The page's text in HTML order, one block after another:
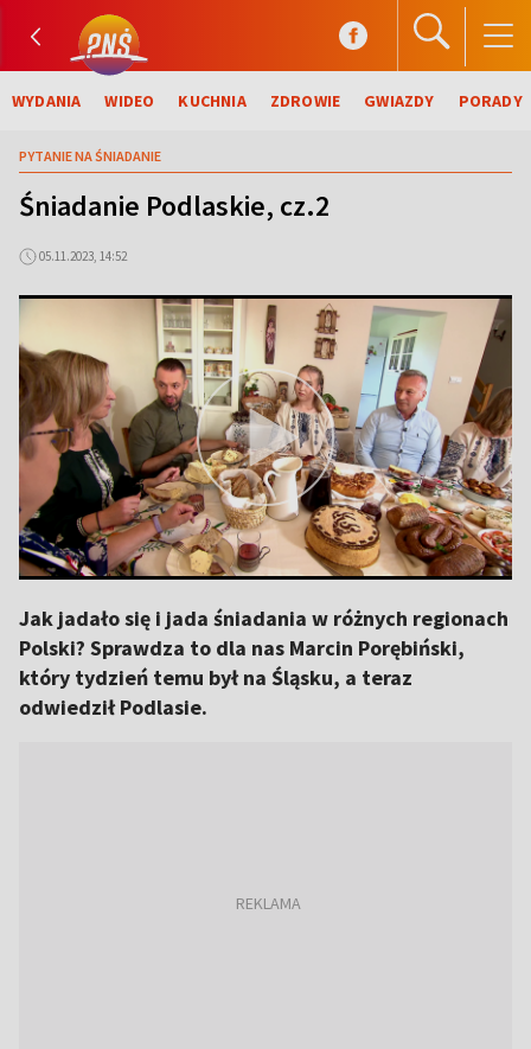
WYDANIA WIDEO KUCHNIA ZDROWIE GWIAZDY PORADY
PYTANIE NA ŚNIADANIE
Śniadanie Podlaskie, cz.2
05.11.2023, 14:52
Jak jadało się i jada śniadania w różnych regionach
Polski? Sprawdza to dla nas Marcin Porębiński,
który tydzień temu był na Śląsku, a teraz
odwiedził Podlasie.